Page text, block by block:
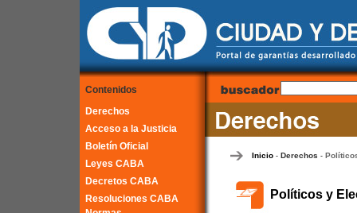
Contenidos
Derechos
Acceso a la Justicia
Boletín Oficial
Leyes CABA
Decretos CABA
Resoluciones CABA
Inicio- Derechos -
Políticos y